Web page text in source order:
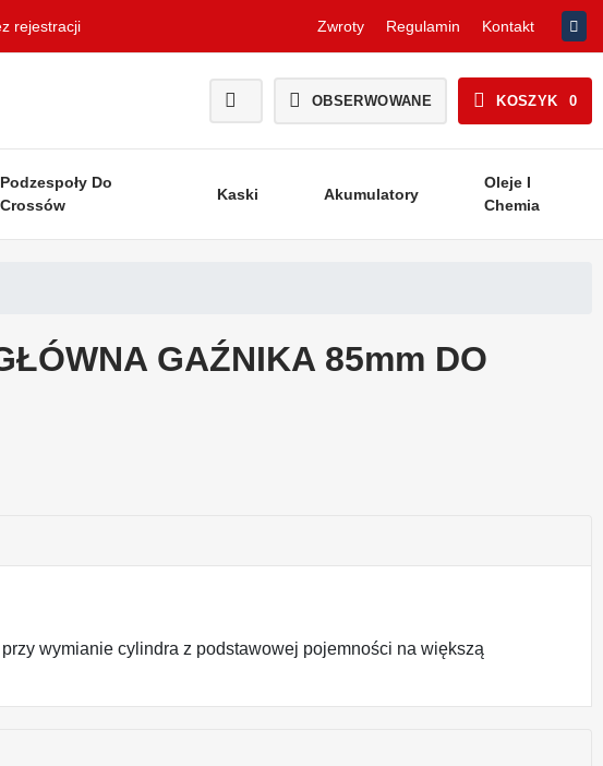
rejestracji Zwroty Regulamin Kontakt
OBSERWOWANE KOSZYK 0
Podzespoły Do
Crossów
Kaski Akumulatory
Oleje I
Chemia
GAŹNIKA 85mm DO
wymianie cylindra z podstawowej pojemności na większą